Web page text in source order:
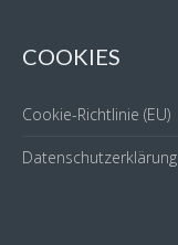
COOKIES
Cookie-Richtlinie (EU)
Datenschutzerklärung